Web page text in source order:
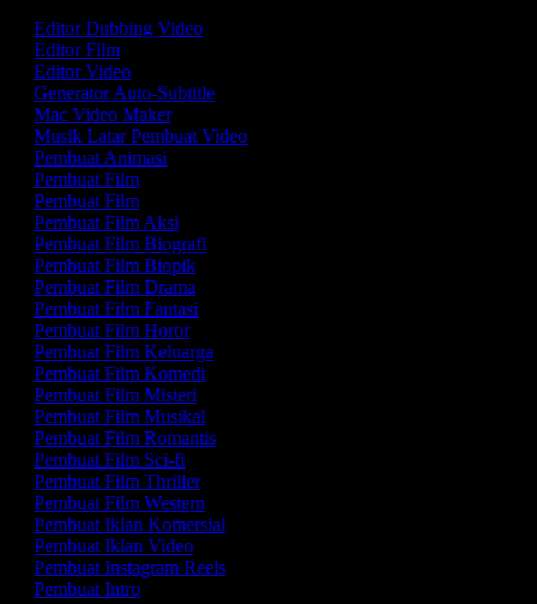
Editor Dubbing Video
Editor Film
Editor Video
Generator Auto-Subtitle
Mac Video Maker
Musik Latar Pembuat Video
Pembuat Animasi
Pembuat Film
Pembuat Film
Pembuat Film Aksi
Pembuat Film Biografi
Pembuat Film Biopik
Pembuat Film Drama
Pembuat Film Fantasi
Pembuat Film Horor
Pembuat Film Keluarga
Pembuat Film Komedi
Pembuat Film Misteri
Pembuat Film Musikal
Pembuat Film Romantis
Pembuat Film Sci-fi
Pembuat Film Thriller
Pembuat Film Western
Pembuat Iklan Komersial
Pembuat Iklan Video
Pembuat Instagram Reels
Pembuat Intro